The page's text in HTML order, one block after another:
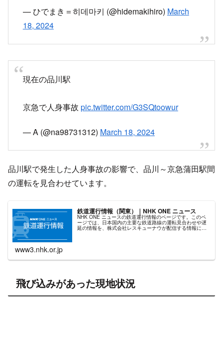
— ひでまき＝히데마키 (@hidemakihiro) March
18, 2024
現在の品川駅
の運転を見合わせています。
NHK ONE ニュースの鉄道運行情報のページです。このペ
ージでは、日本国内の主要な鉄道路線の運転見合わせや遅
延の情報を、株式会社レスキューナウが配信する情報に基
づいて掲載しています。
www3.nhk.or.jp